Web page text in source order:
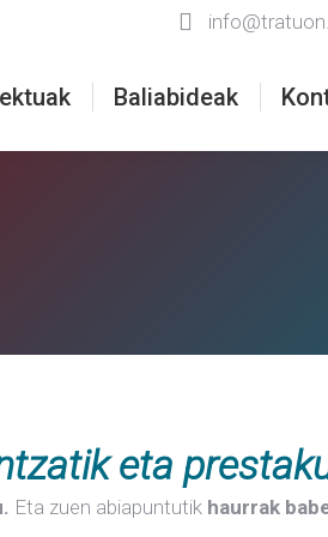
Baliabideak
eta
Eta zuen abiapuntutik haurrak